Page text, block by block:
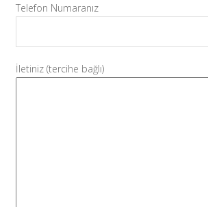
Telefon Numaranız
İletiniz (tercihe bağlı)